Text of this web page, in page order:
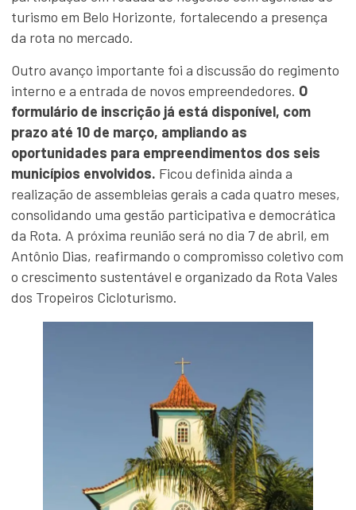
turismo em Belo Horizonte, fortalecendo a presença
da rota no mercado.
Outro avanço importante foi a discussão do regimento
interno e a entrada de novos empreendedores. O
formulário de inscrição já está disponível, com
prazo até 10 de março, ampliando as
oportunidades para empreendimentos dos seis
municípios envolvidos. Ficou definida ainda a
realização de assembleias gerais a cada quatro meses,
consolidando uma gestão participativa e democrática
da Rota. A próxima reunião será no dia 7 de abril, em
Antônio Dias, reafirmando o compromisso coletivo com
o crescimento sustentável e organizado da Rota Vales
dos Tropeiros Cicloturismo.